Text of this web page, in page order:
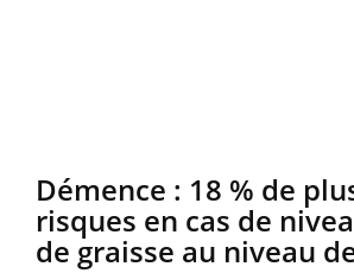
Démence : 18 % de
risques en cas de
de graisse au niveau